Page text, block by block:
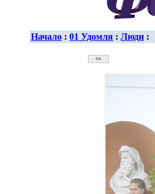
Начало : 01 Удомля : Люди :